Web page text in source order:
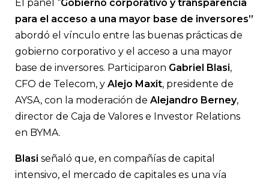
El panel “Gobierno corporativo y transparencia
para el acceso a una mayor base de inversores”
abordó el vínculo entre las buenas prácticas de
gobierno corporativo y el acceso a una mayor
base de inversores. Participaron Gabriel Blasi,
CFO de Telecom, y Alejo Maxit, presidente de
AYSA, con la moderación de Alejandro Berney,
director de Caja de Valores e Investor Relations
en BYMA.
Blasi señaló que, en compañías de capital
intensivo, el mercado de capitales es una vía